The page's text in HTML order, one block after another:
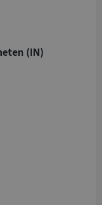
(IN)